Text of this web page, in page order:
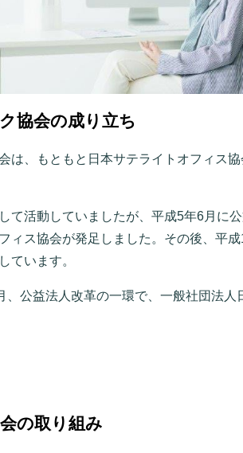
協会の成り立ち
は、もともと日本サテライトオフィス
て活動していましたが、平成5年6月に
ィス協会が発足しました。その後、平
ています。
、公益法人改革の一環で、一般社団法
の取り組み